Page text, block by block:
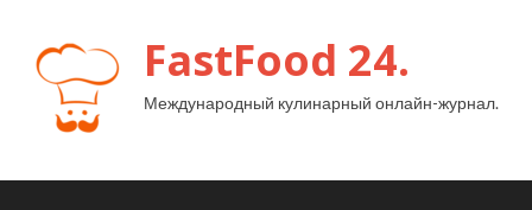
FastFood 24.
Международный кулинарный онлайн-журнал.